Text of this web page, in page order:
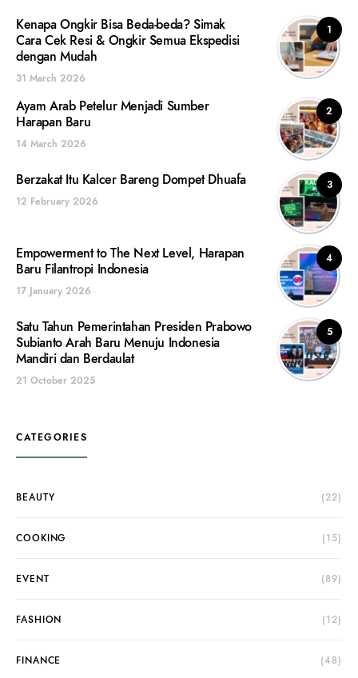
1
Kenapa Ongkir Bisa Beda-beda? Simak
Cara Cek Resi & Ongkir Semua Ekspedisi
dengan Mudah
31 March 2026
2
Ayam Arab Petelur Menjadi Sumber
Harapan Baru
14 March 2026
3
Berzakat Itu Kalcer Bareng Dompet Dhuafa
12 February 2026
4
Empowerment to The Next Level, Harapan
Baru Filantropi Indonesia
17 January 2026
5
Satu Tahun Pemerintahan Presiden Prabowo
Subianto Arah Baru Menuju Indonesia
Mandiri dan Berdaulat
21 October 2025
CATEGORIES
BEAUTY (22)
COOKING (15)
EVENT (89)
FASHION (12)
FINANCE (48)